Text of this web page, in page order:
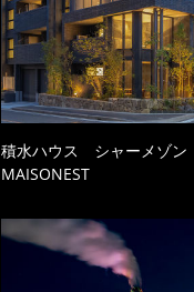
積水ハウス シャーメゾン
MAISONEST